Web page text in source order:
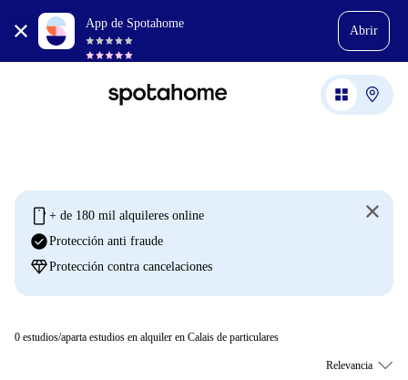
App de Spotahome
Abrir
mobile + de 180 mil alquileres online
check_circleProtección anti fraude
diamondProtección contra cancelaciones
0 estudios/aparta estudios en alquiler en Calais de particulares